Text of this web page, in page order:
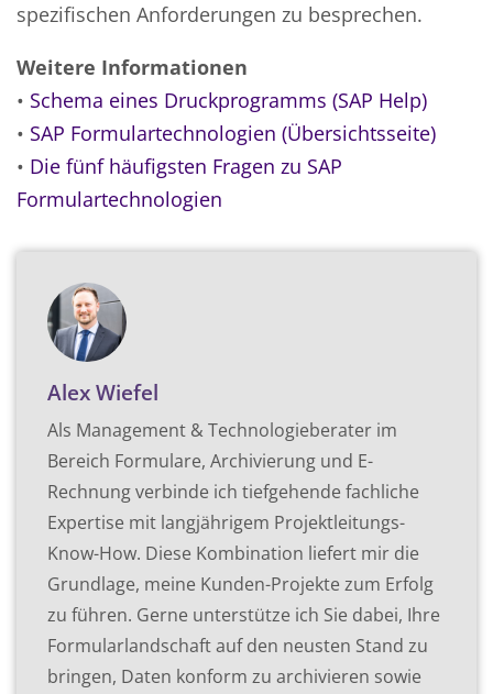
spezifischen Anforderungen zu besprechen.
Weitere Informationen
• Schema eines Druckprogramms (SAP Help)
• SAP Formulartechnologien (Übersichtsseite)
• Die fünf häufigsten Fragen zu SAP
Formulartechnologien
Alex Wiefel
Als Management & Technologieberater im
Bereich Formulare, Archivierung und E-
Rechnung verbinde ich tiefgehende fachliche
Expertise mit langjährigem Projektleitungs-
Know-How. Diese Kombination liefert mir die
Grundlage, meine Kunden-Projekte zum Erfolg
zu führen. Gerne unterstütze ich Sie dabei, Ihre
Formularlandschaft auf den neusten Stand zu
bringen, Daten konform zu archivieren sowie